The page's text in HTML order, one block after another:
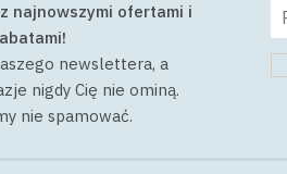
najnowszymi ofertami i
newslettera, a
nigdy Cię nie ominą.
nie spamować.